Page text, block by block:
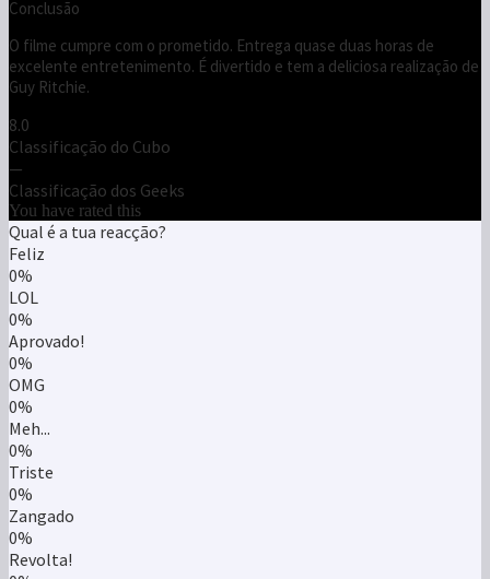
Conclusão
O filme cumpre com o prometido. Entrega quase duas horas de
excelente entretenimento. É divertido e tem a deliciosa realização de
Guy Ritchie.
8.0
Classificação do Cubo
—
Classificação dos Geeks
You have rated this
Qual é a tua reacção?
Feliz
0%
LOL
0%
Aprovado!
0%
OMG
0%
Meh...
0%
Triste
0%
Zangado
0%
Revolta!